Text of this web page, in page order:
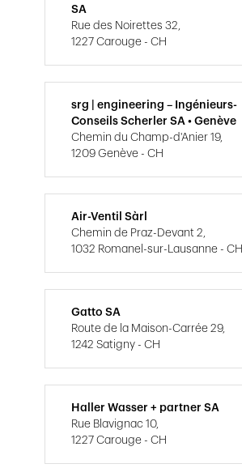
SA
Rue des Noirettes 32,
1227 Carouge - CH
srg | engineering – Ingénieurs-
Conseils Scherler SA • Genève
Chemin du Champ-d'Anier 19,
1209 Genève - CH
Air-Ventil Sàrl
Chemin de Praz-Devant 2,
1032 Romanel-sur-Lausanne - CH
Gatto SA
Route de la Maison-Carrée 29,
1242 Satigny - CH
Haller Wasser + partner SA
Rue Blavignac 10,
1227 Carouge - CH